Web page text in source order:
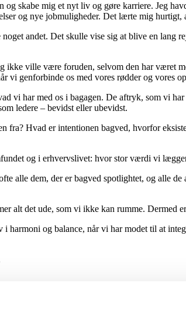
skabe mig et nyt liv og gøre karriere. Jeg
og nye jobmuligheder. Det lærte mig
andet. Det skulle vise sig at blive en lang
ville være foruden, selvom den har været
genforbinde os med vores rødder og vores
vi har med os i bagagen. De aftryk, som vi
ledere – bevidst eller ubevidst.
fra? Hvad er intentionen bagved, hvorfor
og i erhvervslivet: hvor stor værdi vi
alle dem, der er bagved spotlightet, og alle
alt det ude, som vi ikke kan rumme. Dermed
harmoni og balance, når vi har modet til at